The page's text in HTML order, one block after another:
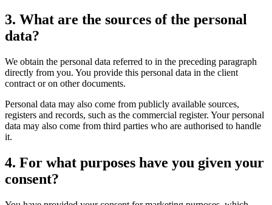
3. What are the sources of the personal
data?
We obtain the personal data referred to in the preceding paragraph
directly from you. You provide this personal data in the client
contract or on other documents.
Personal data may also come from publicly available sources,
registers and records, such as the commercial register. Your personal
data may also come from third parties who are authorised to handle
it.
4. For what purposes have you given your
consent?